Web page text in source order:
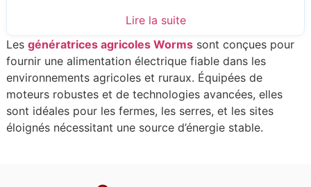
Lire la suite
Les génératrices agricoles Worms sont conçues pour
fournir une alimentation électrique fiable dans les
environnements agricoles et ruraux. Équipées de
moteurs robustes et de technologies avancées, elles
sont idéales pour les fermes, les serres, et les sites
éloignés nécessitant une source d’énergie stable.